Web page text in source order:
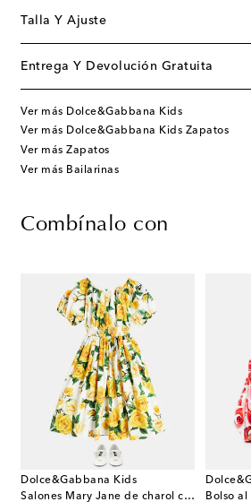
Talla Y Ajuste
Entrega Y Devolución Gratuita
Ver más Dolce&Gabbana Kids
Ver más Dolce&Gabbana Kids Zapatos
Ver más Zapatos
Ver más Bailarinas
Combínalo con
Dolce&Gabbana Kids
Salones Mary Jane de charol con logo